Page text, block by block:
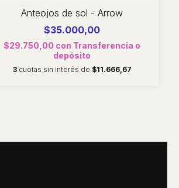
Anteojos de sol - Arrow
$35.000,00
$29.750,00 con Transferencia o
depósito
3 cuotas sin interés de $11.666,67